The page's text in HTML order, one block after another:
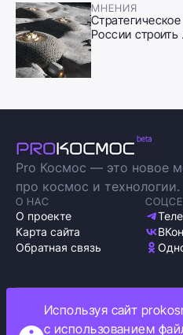
МНЕНИЯ
России
Pro Космос — это новое
про космос и технологии.
О НАС
О проекте
Карта сайта
Обратная связь
Политика обработки
Используя сайт
с использованием